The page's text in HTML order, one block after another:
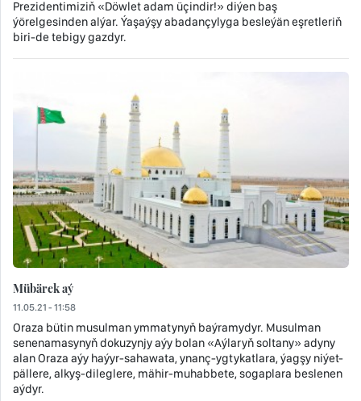
Prezidentimiziň «Döwlet adam üçindir!» diýen baş
ýörelgesinden alýar. Ýaşaýşy abadançylyga besleýän eşretleriň
biri-de tebigy gazdyr.
Mübärek aý
11.05.21 - 11:58
Oraza bütin musulman ymmatynyň baýramydyr. Musulman
senenamasynyň dokuzynjy aýy bolan «Aýlaryň soltany» adyny
alan Oraza aýy haýyr-sahawata, ynanç-ygtykatlara, ýagşy niýet-
pällere, alkyş-dileglere, mähir-muhabbete, sogaplara beslenen
aýdyr.